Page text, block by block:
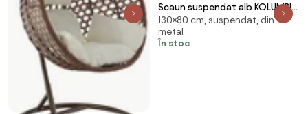
Scaun suspendat alb KOLUMBIA
fara suport, perna bej-alb cu
spatar + UMPLUTURA GRATIS din
fibra goala 500 g
130×80 cm, suspendat, din
metal
În stoc